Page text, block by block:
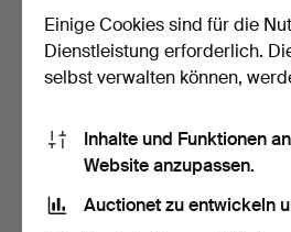
SÆT AF SEKS
Einige Cookies sind für die
Dienstleistung erforderlich.
selbst verwalten können,
Inhalte und Funktionen
Website anzupassen.
Auctionet zu entwickeln